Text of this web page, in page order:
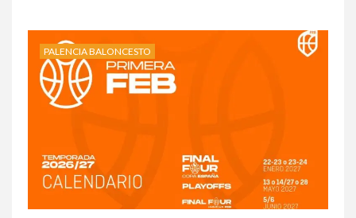
PALENCIA BALONCESTO